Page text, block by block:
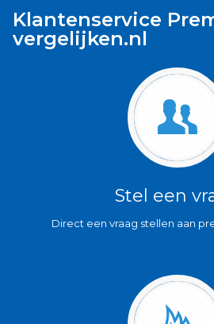
Klantenservice
vergelijken.nl
Stel een
Direct een vraag stellen aan